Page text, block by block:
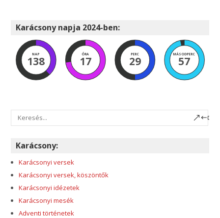
Karácsony napja 2024-ben:
NAP
138
ÓRA
17
PERC
29
MÁSODPERC
57
Karácsony:
Karácsonyi versek
Karácsonyi versek, köszöntők
Karácsonyi idézetek
Karácsonyi mesék
Adventi történetek